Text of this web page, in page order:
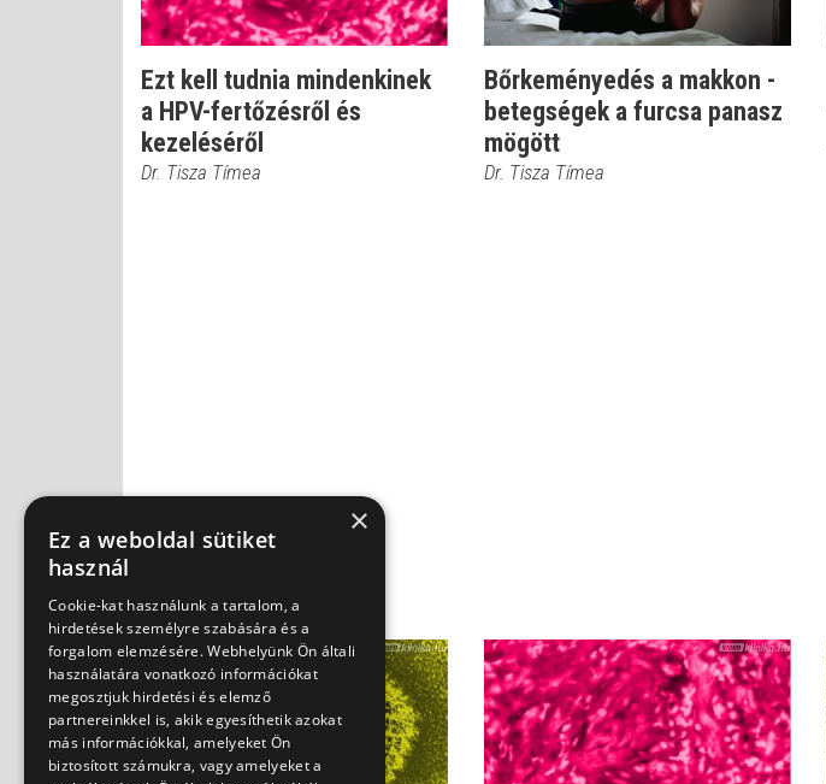
Ezt kell tudnia mindenkinek
a HPV-fertőzésről és
kezeléséről
Dr. Tisza Tímea
Bőrkeményedés a makkon -
betegségek a furcsa panasz
mögött
Dr. Tisza Tímea
×
Ez a weboldal sütiket
használ
Cookie-kat használunk a tartalom, a
hirdetések személyre szabására és a
forgalom elemzésére. Webhelyünk Ön általi
használatára vonatkozó információkat
megosztjuk hirdetési és elemző
partnereinkkel is, akik egyesíthetik azokat
más információkkal, amelyeket Ön
biztosított számukra, vagy amelyeket a